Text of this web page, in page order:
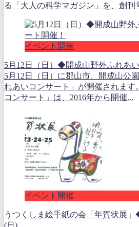
る「大人の科学マガジン」を、創刊
イベント開催
5月12日（日）◆開成山野外ふれあ
5月12日（日）に郡山市、開成山公
れあいコンサート」が開催されます
コンサート」は、2016年から開催...
イベント開催
うつくしま絵手紙の会「年賀状展」
(日)